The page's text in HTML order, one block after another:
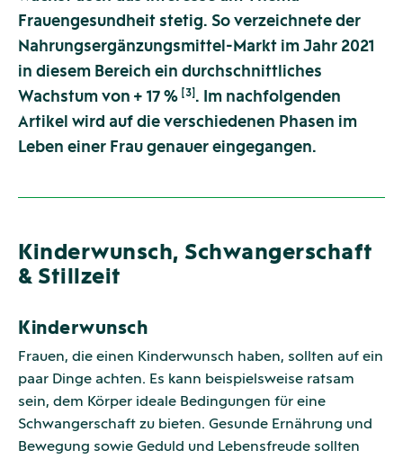
Frauengesundheit stetig. So verzeichnete der
Nahrungsergänzungsmittel-Markt im Jahr 2021
in diesem Bereich ein durchschnittliches
Wachstum von + 17 %
[3] . Im nachfolgenden
Artikel wird auf die verschiedenen Phasen im
Leben einer Frau genauer eingegangen.
Kinderwunsch, Schwangerschaft
& Stillzeit
Kinderwunsch
Frauen, die einen Kinderwunsch haben, sollten auf ein
paar Dinge achten. Es kann beispielsweise ratsam
sein, dem Körper ideale Bedingungen für eine
Schwangerschaft zu bieten. Gesunde Ernährung und
Bewegung sowie Geduld und Lebensfreude sollten